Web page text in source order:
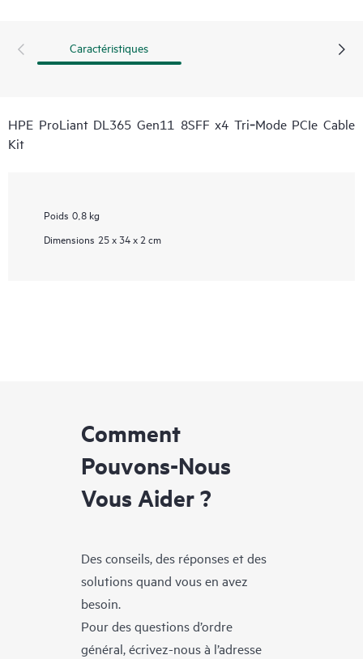
Caractéristiques
HPE ProLiant DL365 Gen11 8SFF x4 Tri‑Mode PCIe Cable
Kit
Poids 0,8 kg
Dimensions 25 x 34 x 2 cm
Comment
Pouvons-Nous
Vous Aider ?
Des conseils, des réponses et des
solutions quand vous en avez
besoin.
Pour des questions d’ordre
général, écrivez-nous à l’adresse